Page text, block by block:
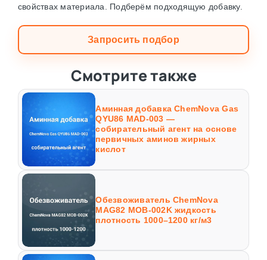
свойствах материала. Подберём подходящую добавку.
Запросить подбор
Смотрите также
Аминная добавка ChemNova Gas
QYU86 MAD-003 —
собирательный агент на основе
первичных аминов жирных
кислот
Обезвоживатель ChemNova
MAG82 MOB-002K жидкость
плотность 1000–1200 кг/м3